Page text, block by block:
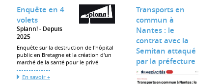
Enquête en 4
volets
Splann!
Depuis
2025
Enquête sur la destruction de l'hôpital
public en Bretagne et la création d'un
marché de la santé pour le privé
En savoir +
Transports en
commun à
Nantes : le
contrat avec la
Semitan attaqué
par la préfecture